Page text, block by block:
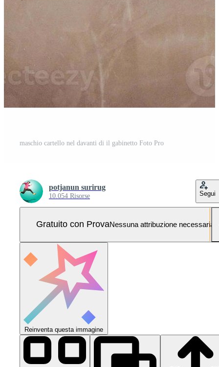
maschio cartello nel davanti di il gabinetto Foto Pro
potjanun surirug
10.054 Risorse Segui
Gratuito con ProvaNessuna attribuzione necessaria
Reinventa questa immagine